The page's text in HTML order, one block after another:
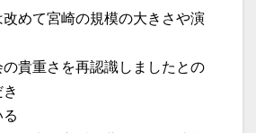
めて宮崎の規模の大きさや演
貴重さを再認識しましたとの